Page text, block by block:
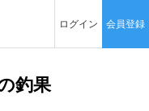
ログイン 会員登録
釣果